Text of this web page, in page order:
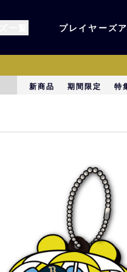
オーセンティック
アパレル
コラボグッズ
EC限定販売
プレイヤーズ
新商品 期間限定 特